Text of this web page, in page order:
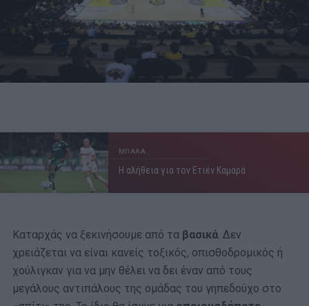
ΜΠΑΛΑ
Η αλήθεια για τον Ετιέν Καμαρά
Καταρχάς να ξεκινήσουμε από τα βασικά. Δεν
χρειάζεται να είναι κανείς τοξικός, οπισθοδρομικός ή
χούλιγκαν για να μην θέλει να δει έναν από τους
μεγάλους αντιπάλους της ομάδας του γηπεδούχο στο